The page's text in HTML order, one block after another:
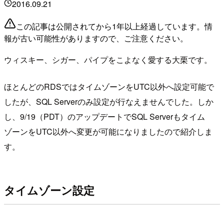
2016.09.21
この記事は公開されてから1年以上経過しています。情
報が古い可能性がありますので、ご注意ください。
ウィスキー、シガー、パイプをこよなく愛する大栗です。
ほとんどのRDSではタイムゾーンをUTC以外へ設定可能で
したが、SQL Serverのみ設定が行なえませんでした。しか
し、9/19（PDT）のアップデートでSQL Serverもタイム
ゾーンをUTC以外へ変更が可能になりましたので紹介しま
す。
タイムゾーン設定